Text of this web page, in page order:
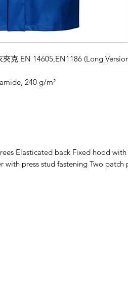
克 EN 14605,EN1186 (Long
240 g/m²
Elasticated back Fixed hood with
press stud fastening Two patch